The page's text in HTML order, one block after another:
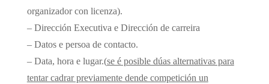
organizador con licenza).
– Dirección Executiva e Dirección de carreira
– Datos e persoa de contacto.
– Data, hora e lugar.(se é posible dúas alternativas para
tentar cadrar previamente dende competición un